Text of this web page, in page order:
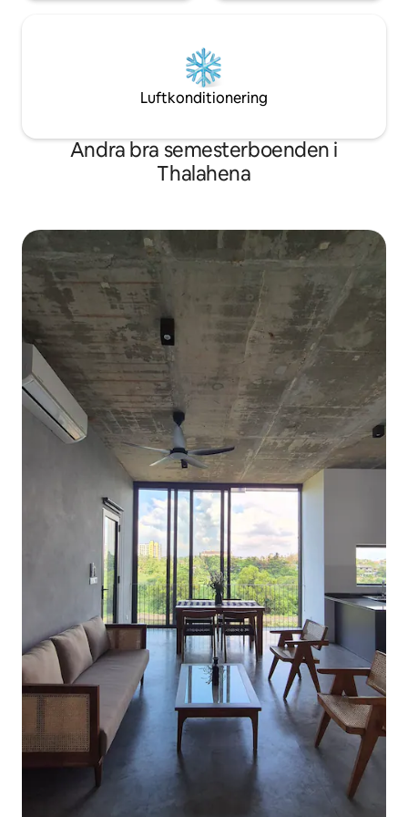
Luftkonditionering
Andra bra semesterboenden i
Thalahena